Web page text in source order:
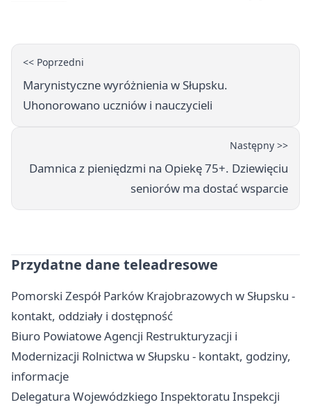
<< Poprzedni
Marynistyczne wyróżnienia w Słupsku.
Uhonorowano uczniów i nauczycieli
Następny >>
Damnica z pieniędzmi na Opiekę 75+. Dziewięciu
seniorów ma dostać wsparcie
Przydatne dane teleadresowe
Pomorski Zespół Parków Krajobrazowych w Słupsku -
kontakt, oddziały i dostępność
Biuro Powiatowe Agencji Restrukturyzacji i
Modernizacji Rolnictwa w Słupsku - kontakt, godziny,
informacje
Delegatura Wojewódzkiego Inspektoratu Inspekcji